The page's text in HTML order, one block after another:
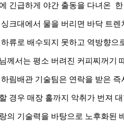
긴급하게 야간 출동을 다녀온
크대에서 물을 버리면 바닥 트
류로 배수되지 못하고 역방향으
께서는 평소 버려진 커피찌꺼기
림배관 기술팀은 연락을 받은
경우 매장 홀까지 악취가 번져
의 기술력을 바탕으로 노후화된